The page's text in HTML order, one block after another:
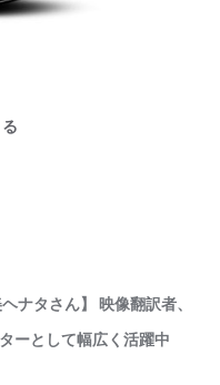
ナタさん】 映像翻訳者、
ーとして幅広く活躍中